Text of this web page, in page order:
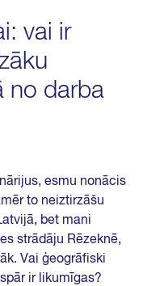
vai ir
no darba
esmu nonācis
to neiztirzāšu
bet mani
strādāju Rēzeknē,
Vai ģeogrāfiski
ir likumīgas?